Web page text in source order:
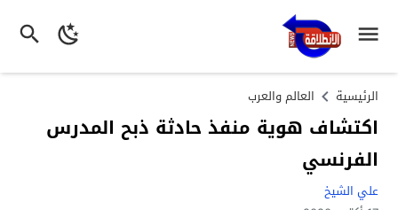
الرئيسية العالم والعرب
اكتشاف هوية منفذ حادثة ذبح المدرس
الفرنسي
علي الشيخ